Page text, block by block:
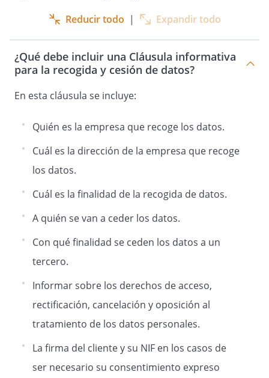
Reducir todo | Expandir todo
¿Qué debe incluir una Cláusula informativa
para la recogida y cesión de datos?
En esta cláusula se incluye:
Quién es la empresa que recoge los datos.
Cuál es la dirección de la empresa que recoge
los datos.
Cuál es la finalidad de la recogida de datos.
A quién se van a ceder los datos.
Con qué finalidad se ceden los datos a un
tercero.
Informar sobre los derechos de acceso,
rectificación, cancelación y oposición al
tratamiento de los datos personales.
La firma del cliente y su NIF en los casos de
ser necesario su consentimiento expreso